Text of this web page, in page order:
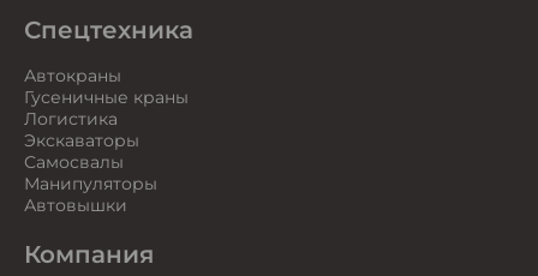
Спецтехника
Автокраны
Гусеничные краны
Логистика
Экскаваторы
Самосвалы
Манипуляторы
Автовышки
Компания